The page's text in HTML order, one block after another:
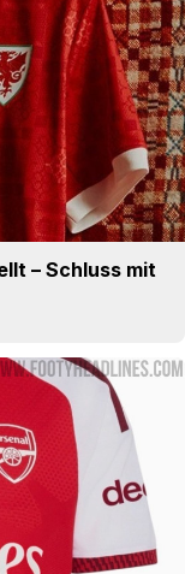
– Schluss mit